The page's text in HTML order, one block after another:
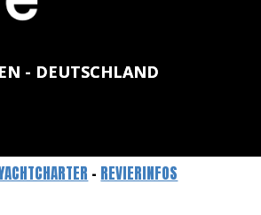
- DEUTSCHLAND
- REVIERINFOS